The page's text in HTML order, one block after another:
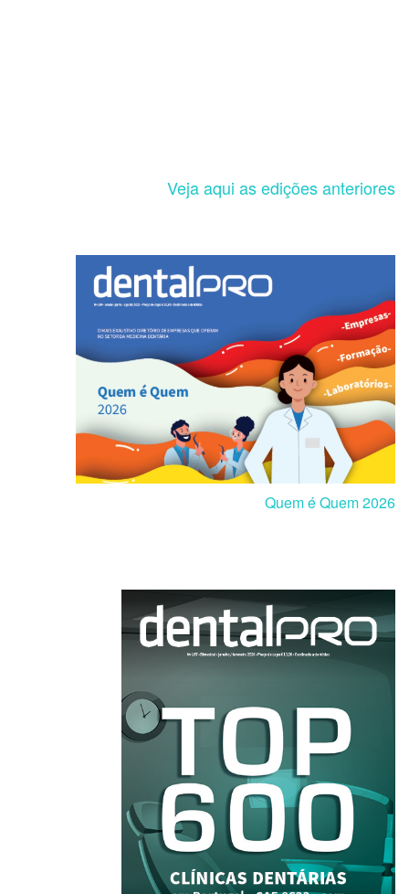
Veja aqui as edições anteriores
Quem é Quem 2026